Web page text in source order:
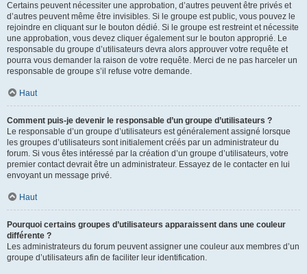
Certains peuvent nécessiter une approbation, d’autres peuvent être privés et
d’autres peuvent même être invisibles. Si le groupe est public, vous pouvez le
rejoindre en cliquant sur le bouton dédié. Si le groupe est restreint et nécessite
une approbation, vous devez cliquer également sur le bouton approprié. Le
responsable du groupe d’utilisateurs devra alors approuver votre requête et
pourra vous demander la raison de votre requête. Merci de ne pas harceler un
responsable de groupe s’il refuse votre demande.
Haut
Comment puis-je devenir le responsable d’un groupe d’utilisateurs ?
Le responsable d’un groupe d’utilisateurs est généralement assigné lorsque
les groupes d’utilisateurs sont initialement créés par un administrateur du
forum. Si vous êtes intéressé par la création d’un groupe d’utilisateurs, votre
premier contact devrait être un administrateur. Essayez de le contacter en lui
envoyant un message privé.
Haut
Pourquoi certains groupes d’utilisateurs apparaissent dans une couleur
différente ?
Les administrateurs du forum peuvent assigner une couleur aux membres d’un
groupe d’utilisateurs afin de faciliter leur identification.